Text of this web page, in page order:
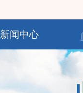
新闻中心